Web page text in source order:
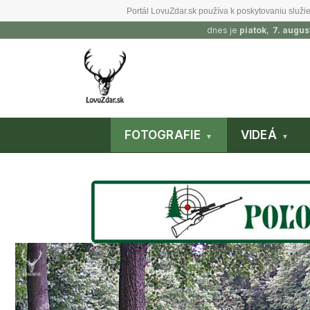
Portál LovuZdar.sk používa k poskytovaniu
dnes je piatok, 7.
FOTOGRAFIE VIDEÁ